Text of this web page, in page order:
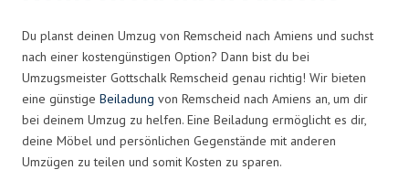
Du planst deinen Umzug von Remscheid nach Amiens und suchst
nach einer kostengünstigen Option? Dann bist du bei
Umzugsmeister Gottschalk Remscheid genau richtig! Wir bieten
eine günstige Beiladung von Remscheid nach Amiens an, um dir
bei deinem Umzug zu helfen. Eine Beiladung ermöglicht es dir,
deine Möbel und persönlichen Gegenstände mit anderen
Umzügen zu teilen und somit Kosten zu sparen.